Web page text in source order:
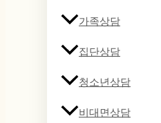
가족상담
집단상담
청소년상담
비대면상담